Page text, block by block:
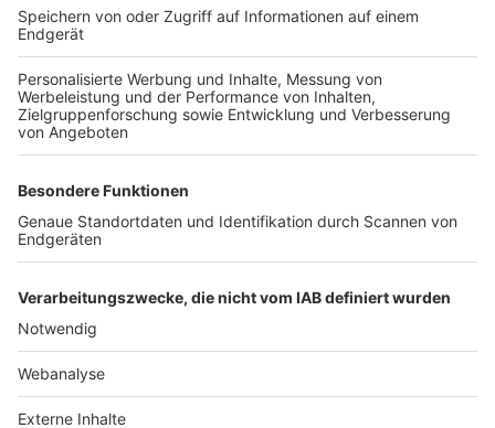
TOP-VEREINE
TOP-PARTNER
Nutzungsbedingungen Datenschutz Impressum